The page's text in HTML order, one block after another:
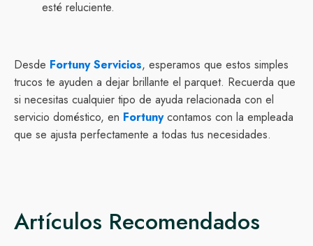
esté reluciente.
Desde Fortuny Servicios, esperamos que estos simples
trucos te ayuden a dejar brillante el parquet. Recuerda que
si necesitas cualquier tipo de ayuda relacionada con el
servicio doméstico, en Fortunycontamos con la empleada
que se ajusta perfectamente a todas tus necesidades.
Artículos Recomendados